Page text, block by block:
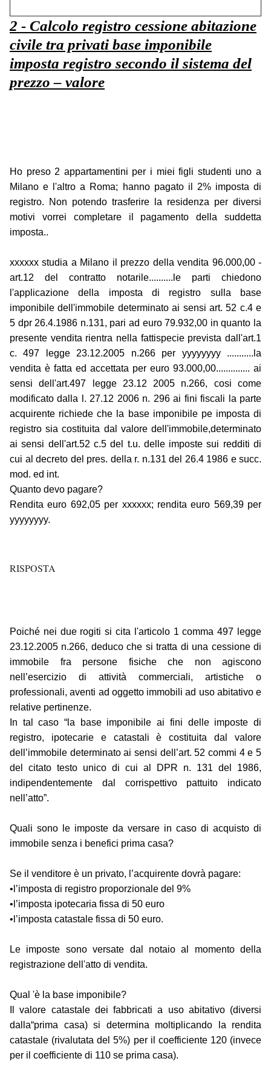
2 - Calcolo registro cessione abitazione
civile tra privati base imponibile
imposta registro secondo il sistema del
prezzo – valore
Ho preso 2 appartamentini per i miei figli studenti uno a
Milano e l'altro a Roma; hanno pagato il 2% imposta di
registro. Non potendo trasferire la residenza per diversi
motivi vorrei completare il pagamento della suddetta
imposta..
xxxxxx studia a Milano il prezzo della vendita 96.000,00 -
art.12 del contratto notarile..........le parti chiedono
l'applicazione della imposta di registro sulla base
imponibile dell'immobile determinato ai sensi art. 52 c.4 e
5 dpr 26.4.1986 n.131, pari ad euro 79.932,00 in quanto la
presente vendita rientra nella fattispecie prevista dall'art.1
c. 497 legge 23.12.2005 n.266 per yyyyyyyy ...........la
vendita è fatta ed accettata per euro 93.000,00.............. ai
sensi dell'art.497 legge 23.12 2005 n.266, cosi come
modificato dalla l. 27.12 2006 n. 296 ai fini fiscali la parte
acquirente richiede che la base imponibile pe imposta di
registro sia costituita dal valore dell'immobile,determinato
ai sensi dell'art.52 c.5 del t.u. delle imposte sui redditi di
cui al decreto del pres. della r. n.131 del 26.4 1986 e succ.
mod. ed int.
Quanto devo pagare?
Rendita euro 692,05 per xxxxxx; rendita euro 569,39 per
yyyyyyyy.
RISPOSTA
Poiché nei due rogiti si cita l'articolo 1 comma 497 legge
23.12.2005 n.266, deduco che si tratta di una cessione di
immobile fra persone fisiche che non agiscono
nell’esercizio di attività commerciali, artistiche o
professionali, aventi ad oggetto immobili ad uso abitativo e
relative pertinenze.
In tal caso “la base imponibile ai fini delle imposte di
registro, ipotecarie e catastali è costituita dal valore
dell’immobile determinato ai sensi dell’art. 52 commi 4 e 5
del citato testo unico di cui al DPR n. 131 del 1986,
indipendentemente dal corrispettivo pattuito indicato
nell’atto”.
Quali sono le imposte da versare in caso di acquisto di
immobile senza i benefici prima casa?
Se il venditore è un privato, l’acquirente dovrà pagare:
•l’imposta di registro proporzionale del 9%
•l’imposta ipotecaria fissa di 50 euro
•l’imposta catastale fissa di 50 euro.
Le imposte sono versate dal notaio al momento della
registrazione dell'atto di vendita.
Qual 'è la base imponibile?
Il valore catastale dei fabbricati a uso abitativo (diversi
dalla“prima casa) si determina moltiplicando la rendita
catastale (rivalutata del 5%) per il coefficiente 120 (invece
per il coefficiente di 110 se prima casa).